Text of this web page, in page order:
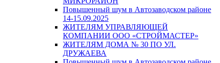
Повышенный шум в Автозаводском районе
14-15.09.2025
ЖИТЕЛЯМ УПРАВЛЯЮЩЕЙ
КОМПАНИИ ООО «СТРОЙМАСТЕР»
ЖИТЕЛЯМ ДОМА № 30 ПО УЛ.
ДРУЖАЕВА